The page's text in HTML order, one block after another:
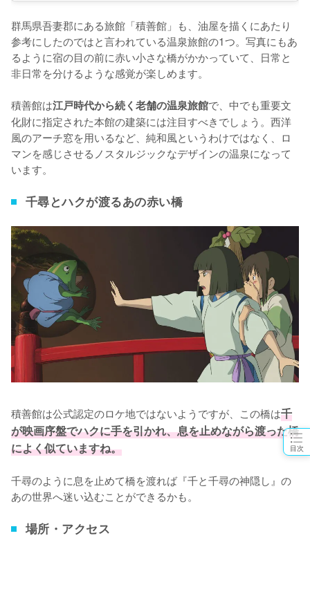
目次
群馬県吾妻郡にある旅館「積善館」も、油屋を描くにあたり
参考にしたのではと言われている温泉旅館の1つ。写真にもあ
るように宿の目の前に赤い小さな橋がかかっていて、日常と
非日常を分けるような感覚が楽しめます。
積善館は江戸時代から続く老舗の温泉旅館で、中でも重要文
化財に指定された本館の建築には注目すべきでしょう。西洋
風のアーチ窓を用いるなど、純和風というわけではなく、ロ
マンを感じさせるノスタルジックなデザインの温泉になって
います。
千尋とハクが渡るあの赤い橋
積善館は公式認定のロケ地ではないようですが、この橋は千
が映画序盤でハクに手を引かれ、息を止めながら渡った橋
によく似ていますね。
千尋のように息を止めて橋を渡れば『千と千尋の神隠し』の
あの世界へ迷い込むことができるかも。
場所・アクセス